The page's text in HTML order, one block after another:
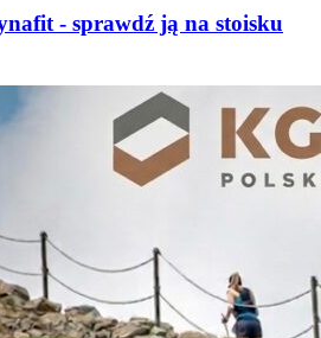
- sprawdź ją na stoisku